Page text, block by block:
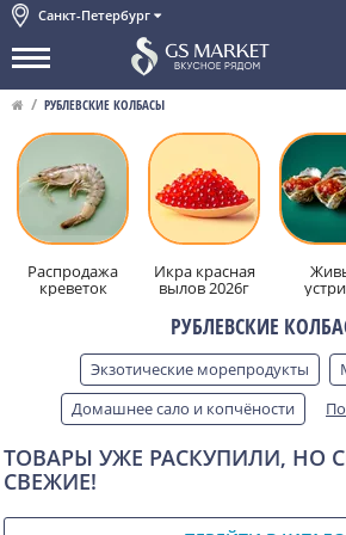
Санкт-Петербург
РУБЛЕВСКИЕ КОЛБАСЫ
Распродажа
креветок
Икра красная
вылов 2026г
РУБЛЕВСКИЕ
Экзотические морепродукты
Домашнее сало и копчёности
Продукция
Фруктово-ореховые батончики
Креветки для гриля
ТОВАРЫ УЖЕ РАСКУПИЛИ, НО
СВЕЖИЕ!